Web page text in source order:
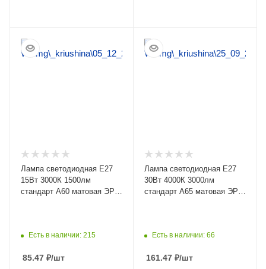
Лампа светодиодная Е27
15Вт 3000К 1500лм
стандарт А60 матовая ЭРА
Есть в наличии: 215
85.47 ₽/шт
Лампа светодиодная Е27
30Вт 4000К 3000лм
стандарт А65 матовая ЭРА
Есть в наличии: 66
161.47 ₽/шт